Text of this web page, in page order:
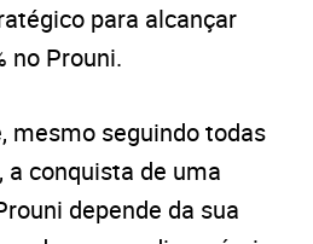
para alcançar
no Prouni.
mesmo seguindo todas
conquista de uma
depende da sua